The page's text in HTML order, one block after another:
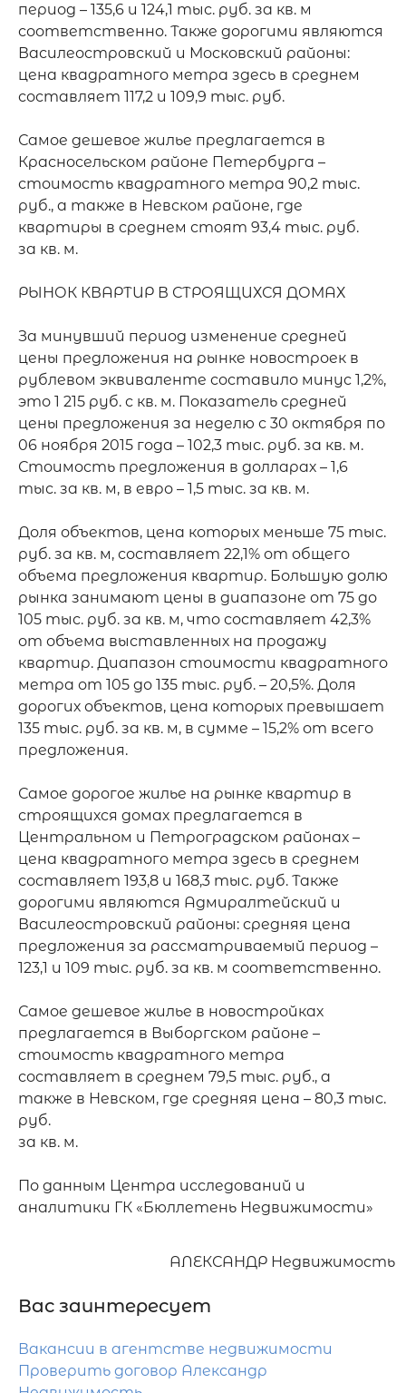
период – 135,6 и 124,1 тыс. руб. за кв. м
соответственно. Также дорогими являются
Василеостровский и Московский районы:
цена квадратного метра здесь в среднем
составляет 117,2 и 109,9 тыс. руб.
Самое дешевое жилье предлагается в
Красносельском районе Петербурга –
стоимость квадратного метра 90,2 тыс.
руб., а также в Невском районе, где
квартиры в среднем стоят 93,4 тыс. руб.
за кв. м.
РЫНОК КВАРТИР В СТРОЯЩИХСЯ ДОМАХ
За минувший период изменение средней
цены предложения на рынке новостроек в
рублевом эквиваленте составило минус 1,2%,
это 1 215 руб. с кв. м. Показатель средней
цены предложения за неделю с 30 октября по
06 ноября 2015 года – 102,3 тыс. руб. за кв. м.
Стоимость предложения в долларах – 1,6
тыс. за кв. м, в евро – 1,5 тыс. за кв. м.
Доля объектов, цена которых меньше 75 тыс.
руб. за кв. м, составляет 22,1% от общего
объема предложения квартир. Большую долю
рынка занимают цены в диапазоне от 75 до
105 тыс. руб. за кв. м, что составляет 42,3%
от объема выставленных на продажу
квартир. Диапазон стоимости квадратного
метра от 105 до 135 тыс. руб. – 20,5%. Доля
дорогих объектов, цена которых превышает
135 тыс. руб. за кв. м, в сумме – 15,2% от всего
предложения.
Самое дорогое жилье на рынке квартир в
строящихся домах предлагается в
Центральном и Петроградском районах –
цена квадратного метра здесь в среднем
составляет 193,8 и 168,3 тыс. руб. Также
дорогими являются Адмиралтейский и
Василеостровский районы: средняя цена
предложения за рассматриваемый период –
123,1 и 109 тыс. руб. за кв. м соответственно.
Самое дешевое жилье в новостройках
предлагается в Выборгском районе –
стоимость квадратного метра
составляет в среднем 79,5 тыс. руб., а
также в Невском, где средняя цена – 80,3 тыс.
руб.
за кв. м.
По данным Центра исследований и
АЛЕКСАНДР Недвижимость
Вас заинтересует
Вакансии в агентстве недвижимости
Проверить договор Александр